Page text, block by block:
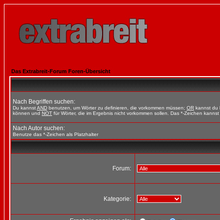
Das Extrabreit-Forum Foren-Übersicht
Nach Begriffen suchen:
Du kannstAND benutzen, um Wörter zu definieren, die vorkommen müssen; OR kannst du
können und NOT für Wörter, die im Ergebnis nicht vorkommen sollen. Das *-Zeichen
Nach Autor suchen:
Benutze das *-Zeichen als Platzhalter
Forum:
Kategorie: